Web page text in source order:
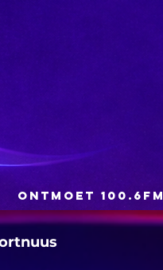
ONTMOET 100.6FM